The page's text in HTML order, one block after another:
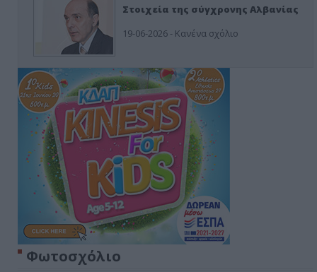
Στοιχεία της σύγχρονης Αλβανίας
19-06-2026 - Κανένα σχόλιο
Φωτοσχόλιο